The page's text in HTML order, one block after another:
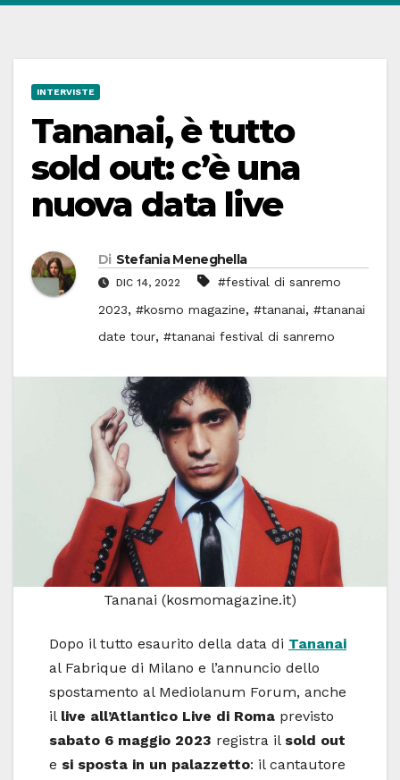
INTERVISTE
Tananai, è tutto
sold out: c’è una
nuova data live
Di Stefania Meneghella
DIC 14, 2022
#festival di sanremo
2023, #kosmo magazine, #tananai, #tananai
date tour, #tananai festival di sanremo
Tananai (kosmomagazine.it)
Dopo il tutto esaurito della data di Tananai
al Fabrique di Milano e l’annuncio dello
spostamento al Mediolanum Forum, anche
il live all’Atlantico Live di Roma previsto
sabato 6 maggio 2023 registra il sold out
e si sposta in un palazzetto: il cantautore